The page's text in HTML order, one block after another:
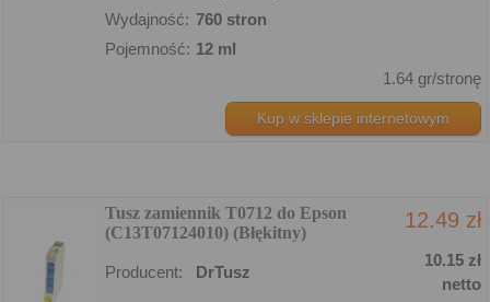
Wydajność: 760 stron
Pojemność: 12 ml
1.64 gr/stronę
Kup w sklepie internetowym
Tusz zamiennik T0712 do Epson
(C13T07124010) (Błękitny)
12.49 zł
Producent: DrTusz
10.15 zł
netto